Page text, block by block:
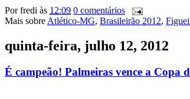
Porfredi às 12:09 0 comentários
Mais sobre Atlético-MG, Brasileirão 2012,
quinta-feira, julho 12, 2012
É campeão! Palmeiras vence a Copa